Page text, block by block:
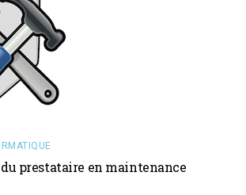
prestataire en maintenance